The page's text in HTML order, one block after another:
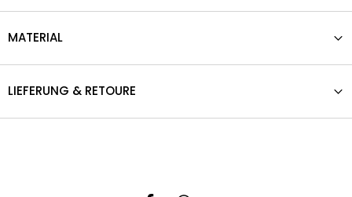
MATERIAL
LIEFERUNG & RETOURE